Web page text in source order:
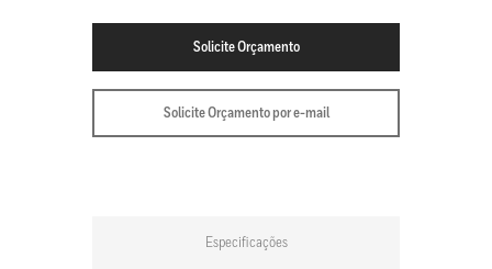
Solicite Orçamento
Solicite Orçamento por e-mail
Especificações